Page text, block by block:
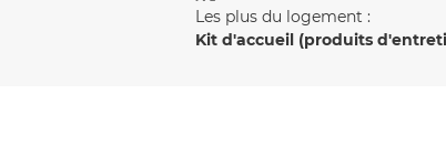
Les plus du logement :
Kit d'accueil (produits